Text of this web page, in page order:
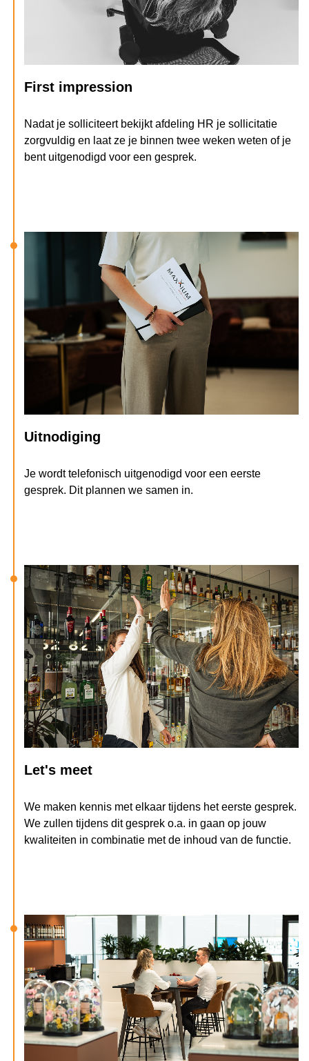
First impression
Nadat je solliciteert bekijkt afdeling HR je sollicitatie
zorgvuldig en laat ze je binnen twee weken weten of je
bent uitgenodigd voor een gesprek.
Uitnodiging
Je wordt telefonisch uitgenodigd voor een eerste
gesprek. Dit plannen we samen in.
Let's meet
We maken kennis met elkaar tijdens het eerste gesprek.
We zullen tijdens dit gesprek o.a. in gaan op jouw
kwaliteiten in combinatie met de inhoud van de functie.